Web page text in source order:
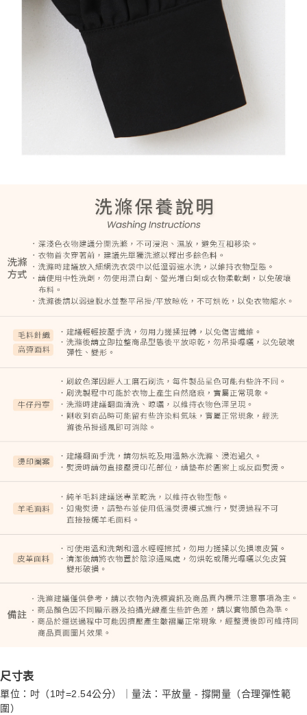
尺寸表
單位：吋（1吋=2.54公分）｜量法：平放量 - 撐開量（合理彈性範
圍）